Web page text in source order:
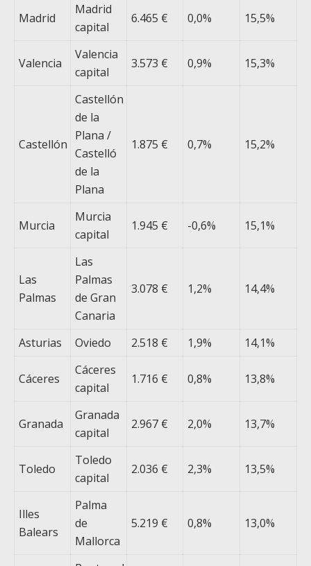
Madrid
Madrid
capital
6.465 € 0,0% 15,5%
Valencia
Valencia
capital
3.573 € 0,9% 15,3%
Castellón
Castellón
de la
Plana /
Castelló
de la
Plana
1.875 € 0,7% 15,2%
Murcia
Murcia
capital
1.945 € -0,6% 15,1%
Las
Palmas
Las
Palmas
de Gran
Canaria
3.078 € 1,2% 14,4%
Asturias Oviedo 2.518 € 1,9% 14,1%
Cáceres
Cáceres
capital
1.716 € 0,8% 13,8%
Granada
Granada
capital
2.967 € 2,0% 13,7%
Toledo
Toledo
capital
2.036 € 2,3% 13,5%
Illes
Balears
Palma
de
Mallorca
5.219 € 0,8% 13,0%